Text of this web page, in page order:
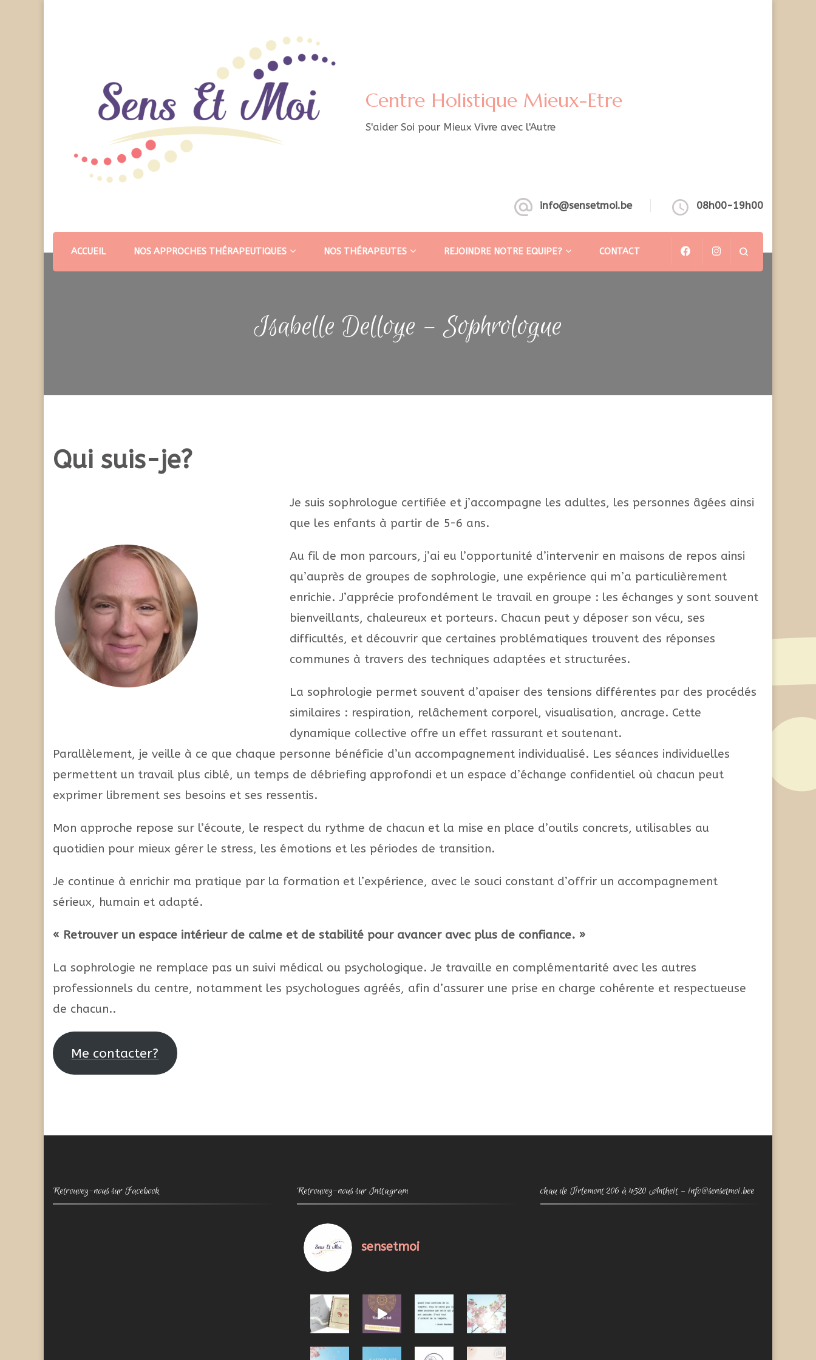
Centre Holistique Mieux-Etre
S'aider Soi pour Mieux Vivre avec l'Autre
info@sensetmoi.be 08h00-19h00
ACCUEIL NOS APPROCHES THÉRAPEUTIQUES NOS THÉRAPEUTES REJOINDRE NOTRE EQUIPE? CONTACT
Isabelle Delloye – Sophrologue
Qui suis-je?
Je suis sophrologue certifiée et j’accompagne les adultes, les personnes âgées ainsi
que les enfants à partir de 5-6 ans.
Au fil de mon parcours, j’ai eu l’opportunité d’intervenir en maisons de repos ainsi
qu’auprès de groupes de sophrologie, une expérience qui m’a particulièrement
enrichie. J’apprécie profondément le travail en groupe : les échanges y sont souvent
bienveillants, chaleureux et porteurs. Chacun peut y déposer son vécu, ses
difficultés, et découvrir que certaines problématiques trouvent des réponses
communes à travers des techniques adaptées et structurées.
La sophrologie permet souvent d’apaiser des tensions différentes par des procédés
similaires : respiration, relâchement corporel, visualisation, ancrage. Cette
dynamique collective offre un effet rassurant et soutenant.
Parallèlement, je veille à ce que chaque personne bénéficie d’un accompagnement individualisé. Les séances individuelles
permettent un travail plus ciblé, un temps de débriefing approfondi et un espace d’échange confidentiel où chacun peut
exprimer librement ses besoins et ses ressentis.
Mon approche repose sur l’écoute, le respect du rythme de chacun et la mise en place d’outils concrets, utilisables au
quotidien pour mieux gérer le stress, les émotions et les périodes de transition.
Je continue à enrichir ma pratique par la formation et l’expérience, avec le souci constant d’offrir un accompagnement
sérieux, humain et adapté.
« Retrouver un espace intérieur de calme et de stabilité pour avancer avec plus de confiance. »
La sophrologie ne remplace pas un suivi médical ou psychologique. Je travaille en complémentarité avec les autres
professionnels du centre, notamment les psychologues agréés, afin d’assurer une prise en charge cohérente et respectueuse
de chacun..
Me contacter?
Retrouvez-nous sur Facebook Retrouvez-nous sur Instagram
sensetmoi
chau de Tirlemont 206 à 4520 Antheit – info@sensetmoi.bee